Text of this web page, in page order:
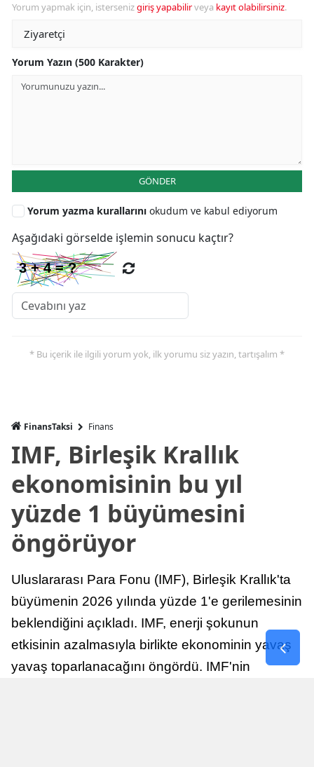
Yorum yapmak için, istersenizgiriş yapabilirveya kayıt olabilirsiniz.
Yorum Yazın (500 Karakter)
GÖNDER
Yorum yazma kurallarını okudum ve kabul ediyorum
Aşağıdaki görselde işlemin sonucu kaçtır?
* Bu içerik ile ilgili yorum yok, ilk yorumu siz yazın, tartışalım *
FinansTaksi Finans
IMF, Birleşik Krallık
ekonomisinin bu yıl
yüzde 1 büyümesini
öngörüyor
Uluslararası Para Fonu (IMF), Birleşik Krallık'ta
büyümenin 2026 yılında yüzde 1'e gerilemesinin
beklendiğini açıkladı. IMF, enerji şokunun
etkisinin azalmasıyla birlikte ekonominin yavaş
yavaş toparlanacağını öngördü. IMF'nin